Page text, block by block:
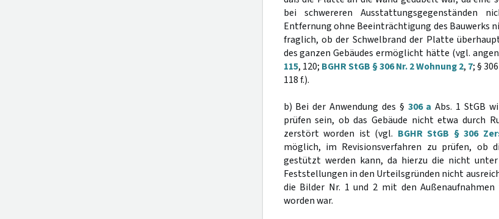
bei schwereren Ausstattungsgegenständen
Entfernung ohne Beeinträchtigung des Bauwerks
fraglich, ob der Schwelbrand der Platte
des ganzen Gebäudes ermöglicht hätte (vgl.
115, 120; BGHR StGB § 306 Nr. 2 Wohnung 2, 7; §
118 f.).
b) Bei der Anwendung des § 306 a Abs. 1 StGB
prüfen sein, ob das Gebäude nicht etwa durch
zerstört worden ist (vgl. BGHR StGB § 306
möglich, im Revisionsverfahren zu prüfen, ob
gestützt werden kann, da hierzu die nicht
Feststellungen in den Urteilsgründen nicht
die Bilder Nr. 1 und 2 mit den Außenaufnahmen
worden war.